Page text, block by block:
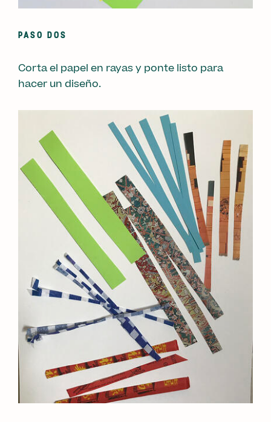
PASO DOS
Corta el papel en rayas y ponte listo para
hacer un diseño.